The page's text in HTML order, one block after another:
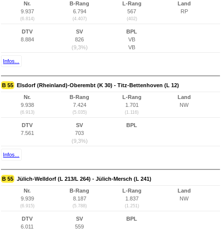
Nr.
9.937
(6.814)
B-Rang
6.794
(4.407)
L-Rang
567
(402)
Land
RP
DTV
8.884
SV
826
(9,3%)
BPL
VB
VB
Infos...
B 55 Elsdorf (Rheinland)-Oberembt (K 30) - Titz-Bettenhoven (L 12)
Nr.
9.938
(6.913)
B-Rang
7.424
(5.035)
L-Rang
1.701
(1.116)
Land
NW
DTV
7.561
SV
703
(9,3%)
BPL
Infos...
B 55 Jülich-Welldorf (L 213/L 264) - Jülich-Mersch (L 241)
Nr.
9.939
(6.915)
B-Rang
8.187
(5.788)
L-Rang
1.837
(1.251)
Land
NW
DTV
6.011
SV
559
BPL